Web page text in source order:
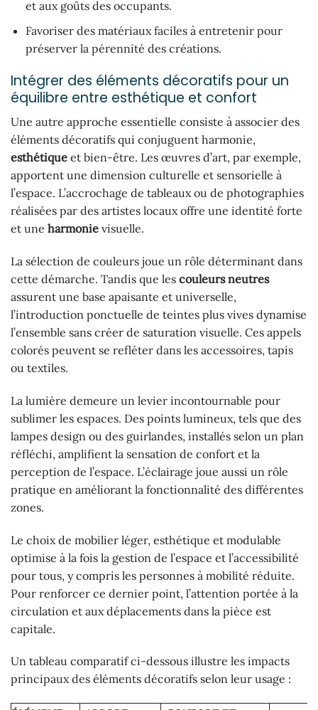
et aux goûts des occupants.
Favoriser des matériaux faciles à entretenir pour
préserver la pérennité des créations.
Intégrer des éléments décoratifs pour un
équilibre entre esthétique et confort
Une autre approche essentielle consiste à associer des
éléments décoratifs qui conjuguent harmonie,
esthétique et bien-être. Les œuvres d’art, par exemple,
apportent une dimension culturelle et sensorielle à
l’espace. L’accrochage de tableaux ou de photographies
réalisées par des artistes locaux offre une identité forte
et une harmonie visuelle.
La sélection de couleurs joue un rôle déterminant dans
cette démarche. Tandis que les couleurs neutres
assurent une base apaisante et universelle,
l’introduction ponctuelle de teintes plus vives dynamise
l’ensemble sans créer de saturation visuelle. Ces appels
colorés peuvent se refléter dans les accessoires, tapis
ou textiles.
La lumière demeure un levier incontournable pour
sublimer les espaces. Des points lumineux, tels que des
lampes design ou des guirlandes, installés selon un plan
réfléchi, amplifient la sensation de confort et la
perception de l’espace. L’éclairage joue aussi un rôle
pratique en améliorant la fonctionnalité des différentes
zones.
Le choix de mobilier léger, esthétique et modulable
optimise à la fois la gestion de l’espace et l’accessibilité
pour tous, y compris les personnes à mobilité réduite.
Pour renforcer ce dernier point, l’attention portée à la
circulation et aux déplacements dans la pièce est
capitale.
Un tableau comparatif ci-dessous illustre les impacts
principaux des éléments décoratifs selon leur usage :